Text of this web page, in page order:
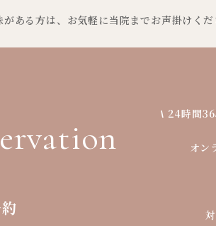
ある方は、お気軽に当院までお声掛けくだ
\ 24時間
オン